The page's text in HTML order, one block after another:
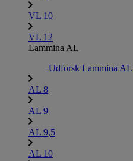
VL 10
VL 12
Lammina AL
Udforsk Lammina AL
AL 8
AL 9
AL 9,5
AL 10